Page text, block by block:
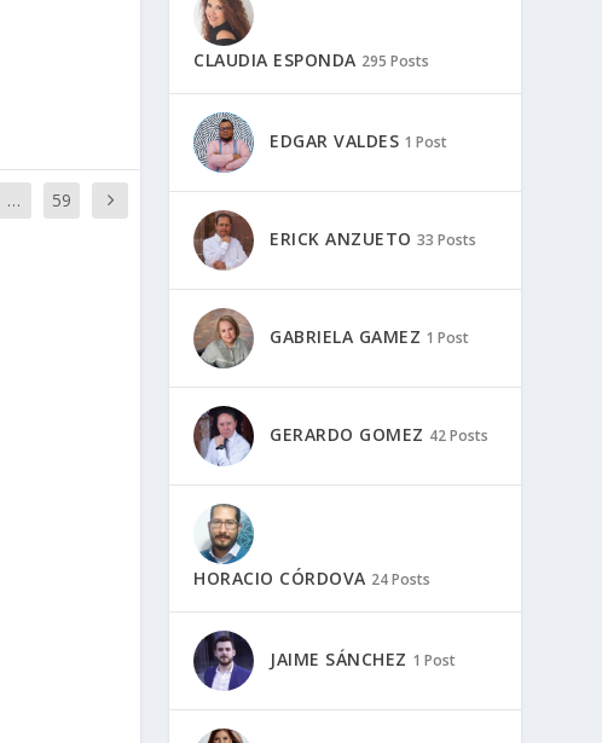
… 59
CLAUDIA ESPONDA 295 Posts
EDGAR VALDES 1 Post
ERICK ANZUETO 33 Posts
GABRIELA GAMEZ 1 Post
GERARDO GOMEZ 42 Posts
HORACIO CÓRDOVA 24 Posts
JAIME SÁNCHEZ 1 Post